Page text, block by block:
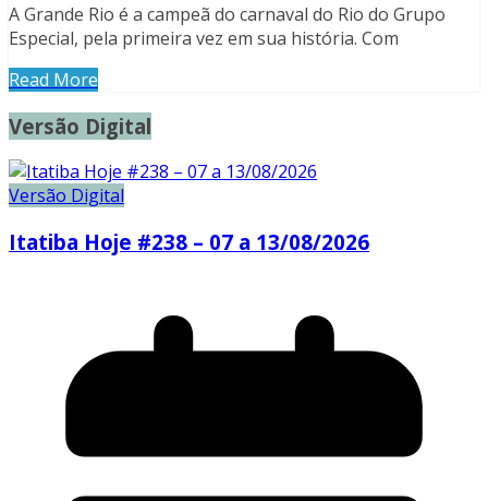
A Grande Rio é a campeã do carnaval do Rio do Grupo
Especial, pela primeira vez em sua história. Com
Read More
Versão Digital
Versão Digital
Itatiba Hoje #238 – 07 a 13/08/2026